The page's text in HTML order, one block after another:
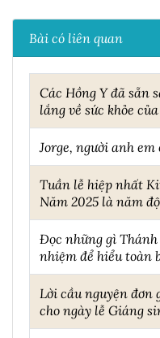
Bài có liên quan
Các Hồng Y đã sẵn
lắng về sức khỏe
Jorge, người anh
Tuần lễ hiệp nhất
Năm 2025 là năm
Đọc những gì
nhiệm để hiểu toàn
Lời cầu nguyện đơn
cho ngày lễ Giáng